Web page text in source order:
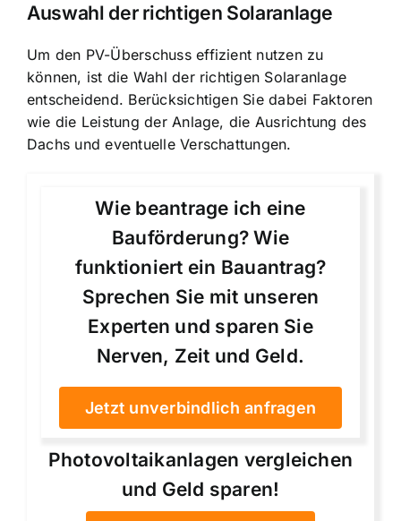
Auswahl der richtigen Solaranlage
Um den PV-Überschuss effizient nutzen zu
können, ist die Wahl der richtigen Solaranlage
entscheidend. Berücksichtigen Sie dabei Faktoren
wie die Leistung der Anlage, die Ausrichtung des
Dachs und eventuelle Verschattungen.
Wie beantrage ich eine
Bauförderung? Wie
funktioniert ein Bauantrag?
Sprechen Sie mit unseren
Experten und sparen Sie
Nerven, Zeit und Geld.
Jetzt unverbindlich anfragen
Photovoltaikanlagen vergleichen
und Geld sparen!